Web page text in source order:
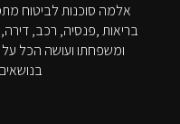
אלמה סוכנות לביטוח
בריאות ,פנסיה, רכב,
ומשפחתו ועושה הכל